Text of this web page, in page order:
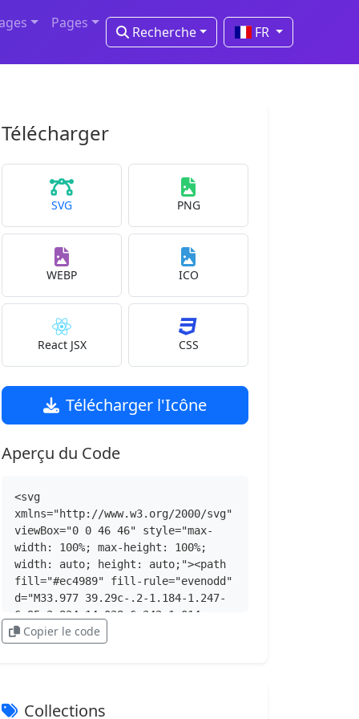
Pages
Recherche FR
Télécharger
SVG PNG
WEBP ICO
React JSX CSS
Télécharger l'Icône
Aperçu du Code
<svg
xmlns="http://www.w3.org/2000/svg"
viewBox="0 0 46 46" style="max-
width: 100%; max-height: 100%;
width: auto; height: auto;"><path
fill="#ec4989" fill-rule="evenodd"
d="M33.977 39.29c-.2-1.184-1.247-
6.95-3.824-14.028 6.342-1.014
11.836.725 12.242.858-.874 5.473-
12.27q.066-.022.132-.04c2.765 7.18
Copier le code
Collections